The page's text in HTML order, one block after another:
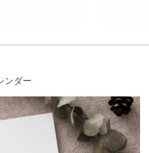
ンダー